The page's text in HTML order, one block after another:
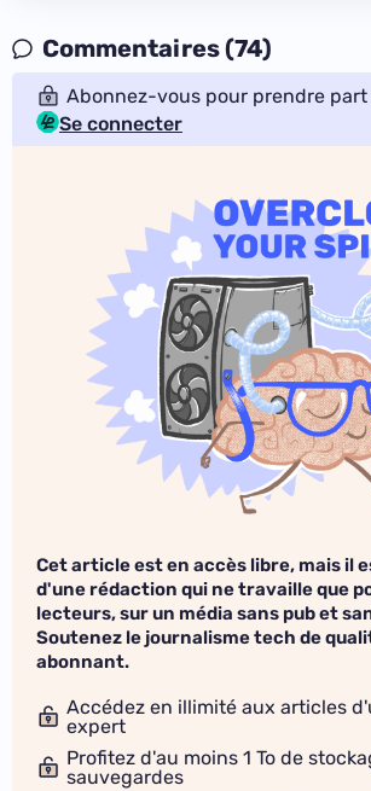
Commentaires (74)
Abonnez-vous pour prendre
Se connecter
Cet article est en accès libre, mais il
d'une rédaction qui ne travaille que
lecteurs, sur un média sans pub et
Soutenez le journalisme tech de
abonnant.
Accédez en illimité aux articles
expert
Profitez d'au moins 1 To de
sauvegardes